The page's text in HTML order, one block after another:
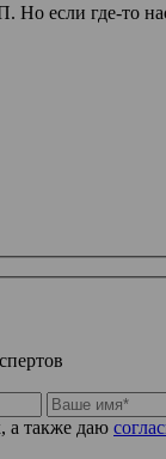
Но если где-то
а также даю